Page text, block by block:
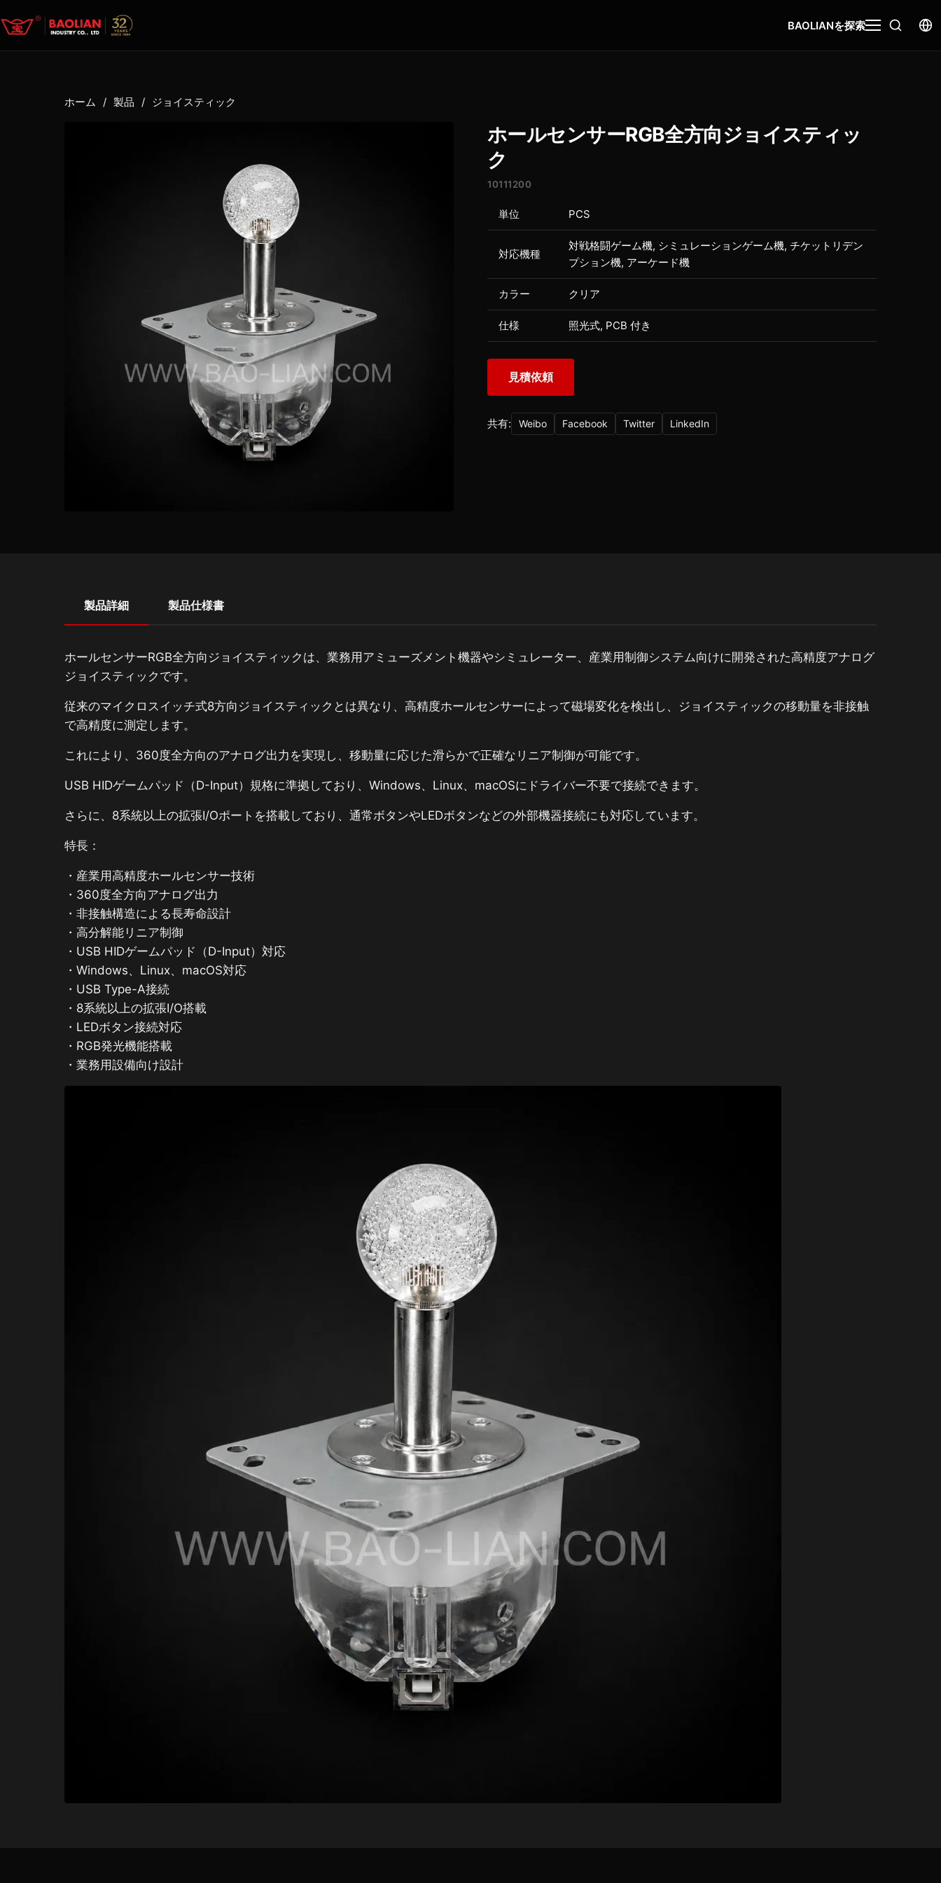
BAOLIANを探索
ホーム / 製品 / ジョイスティック
ホールセンサーRGB全方向ジョイスティッ
ク
10111200
単位 PCS
対応機種
対戦格闘ゲーム機, シミュレーションゲーム機, チケットリデン
プション機, アーケード機
カラー クリア
仕様 照光式, PCB 付き
見積依頼
共有: Weibo Facebook Twitter LinkedIn
製品詳細 製品仕様書
ホールセンサーRGB全方向ジョイスティックは、業務用アミューズメント機器やシミュレーター、産業用制御システム向けに開発された高精度アナログ
ジョイスティックです。
従来のマイクロスイッチ式8方向ジョイスティックとは異なり、高精度ホールセンサーによって磁場変化を検出し、ジョイスティックの移動量を非接触
で高精度に測定します。
これにより、360度全方向のアナログ出力を実現し、移動量に応じた滑らかで正確なリニア制御が可能です。
USB HIDゲームパッド（D-Input）規格に準拠しており、Windows、Linux、macOSにドライバー不要で接続できます。
さらに、8系統以上の拡張I/Oポートを搭載しており、通常ボタンやLEDボタンなどの外部機器接続にも対応しています。
特長：
・産業用高精度ホールセンサー技術
・360度全方向アナログ出力
・非接触構造による長寿命設計
・高分解能リニア制御
・USB HIDゲームパッド（D-Input）対応
・Windows、Linux、macOS対応
・USB Type-A接続
・8系統以上の拡張I/O搭載
・LEDボタン接続対応
・RGB発光機能搭載
・業務用設備向け設計